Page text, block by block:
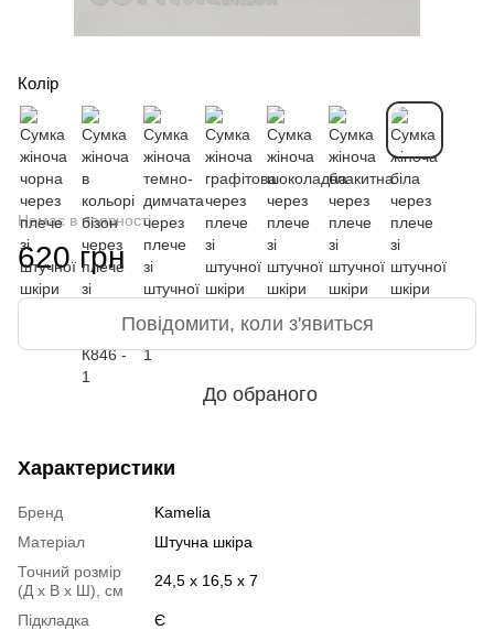
Колір
Немає в наявності
620 грн
Повідомити, коли з'явиться
До обраного
Характеристики
Бренд
Kamelia
Матеріал
Штучна шкіра
Точний розмір
(Д х В х Ш), см
24,5 х 16,5 х 7
Підкладка
Є